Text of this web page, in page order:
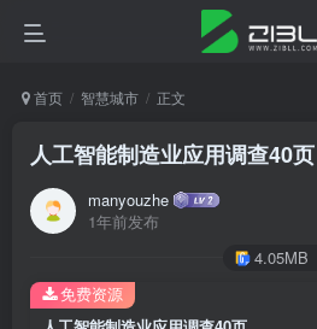
首页 智慧城市 正文
人工智能制造业应用调查40页
manyouzhe
1年前发布
4.05MB
免费资源